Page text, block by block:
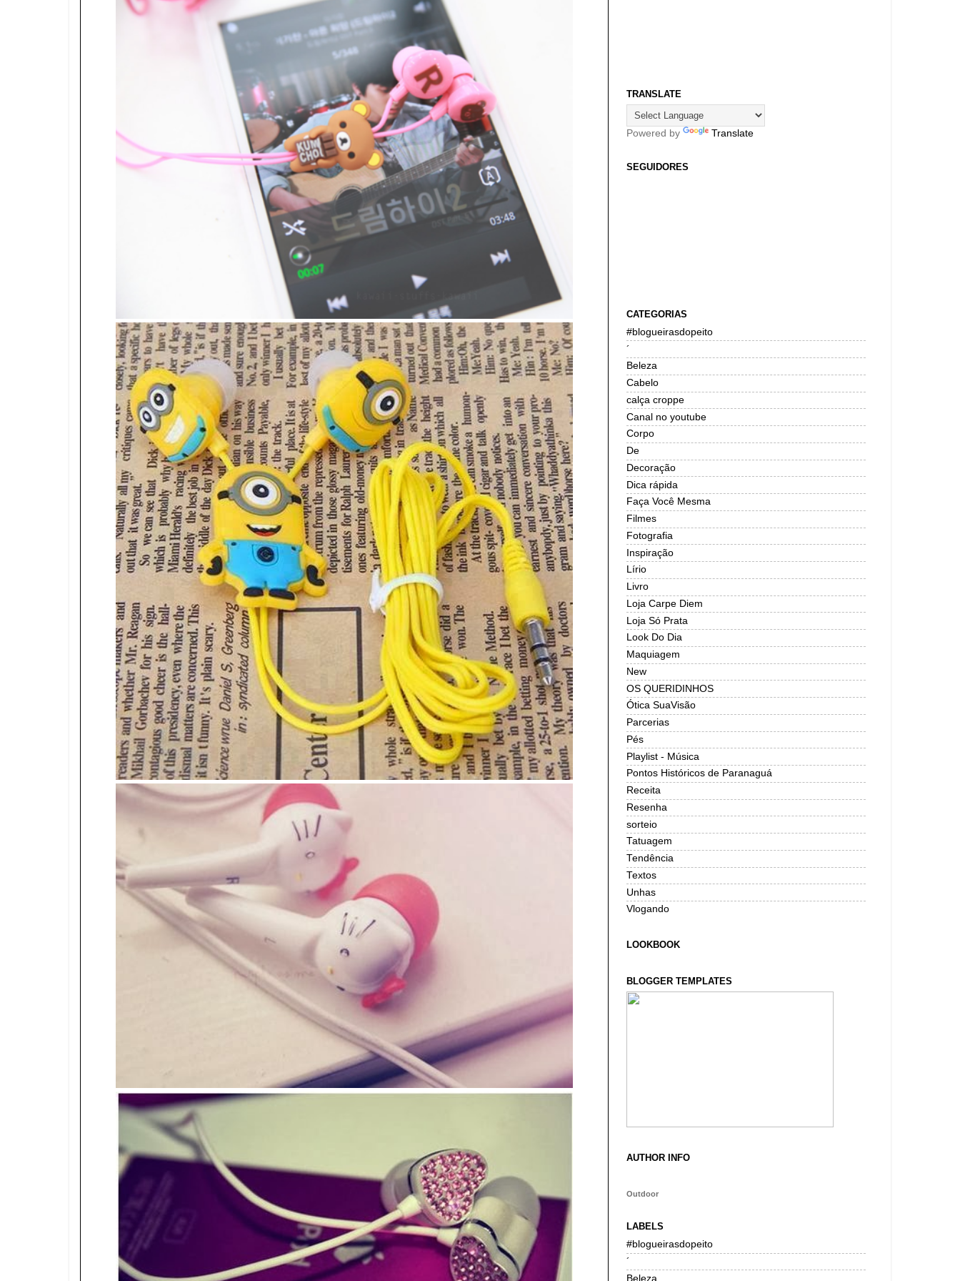
TRANSLATE
Powered by Translate
SEGUIDORES
CATEGORIAS
#blogueirasdopeito
´
Beleza
Cabelo
calça croppe
Canal no youtube
Corpo
De
Decoração
Dica rápida
Faça Você Mesma
Filmes
Fotografia
Inspiração
Lírio
Livro
Loja Carpe Diem
Loja Só Prata
Look Do Dia
Maquiagem
New
OS QUERIDINHOS
Ótica SuaVisão
Parcerias
Pés
Playlist - Música
Pontos Históricos de Paranaguá
Receita
Resenha
sorteio
Tatuagem
Tendência
Textos
Unhas
Vlogando
LOOKBOOK
BLOGGER TEMPLATES
AUTHOR INFO
Outdoor
LABELS
#blogueirasdopeito
´
Beleza